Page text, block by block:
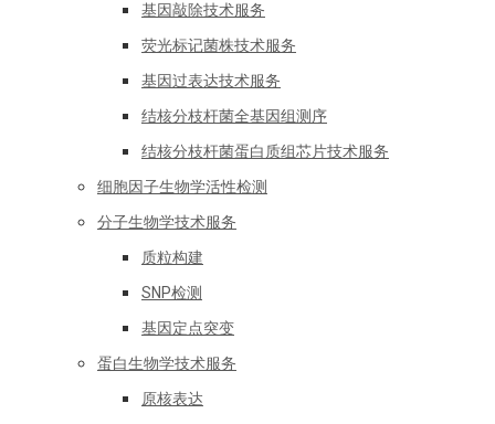
基因敲除技术服务
荧光标记菌株技术服务
基因过表达技术服务
结核分枝杆菌全基因组测序
结核分枝杆菌蛋白质组芯片技术服务
细胞因子生物学活性检测
分子生物学技术服务
质粒构建
SNP检测
基因定点突变
蛋白生物学技术服务
原核表达